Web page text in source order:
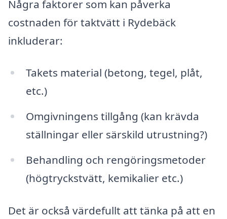
Några faktorer som kan påverka
costnaden för taktvätt i Rydebäck
inkluderar:
Takets material (betong, tegel, plåt,
etc.)
Omgivningens tillgång (kan krävda
ställningar eller särskild utrustning?)
Behandling och rengöringsmetoder
(högtryckstvätt, kemikalier etc.)
Det är också värdefullt att tänka på att en